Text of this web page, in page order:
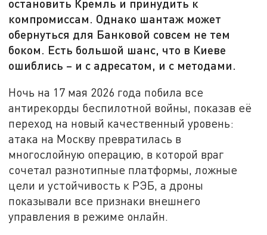
остановить Кремль и принудить к
компромиссам. Однако шантаж может
обернуться для Банковой совсем не тем
боком. Есть большой шанс, что в Киеве
ошиблись – и с адресатом, и с методами.
Ночь на 17 мая 2026 года побила все
антирекорды беспилотной войны, показав её
переход на новый качественный уровень:
атака на Москву превратилась в
многослойную операцию, в которой враг
сочетал разнотипные платформы, ложные
цели и устойчивость к РЭБ, а дроны
показывали все признаки внешнего
управления в режиме онлайн.